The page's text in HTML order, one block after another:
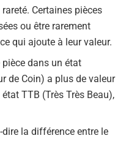
Certaines pièces
ou être rarement
qui ajoute à leur valeur.
pièce dans un état
de Coin) a plus de valeur
TTB (Très Très Beau),
dire la différence entre le